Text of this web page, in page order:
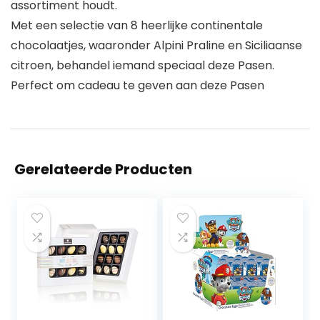
assortiment houdt.
Met een selectie van 8 heerlijke continentale
chocolaatjes, waaronder Alpini Praline en Siciliaanse
citroen, behandel iemand speciaal deze Pasen.
Perfect om cadeau te geven aan deze Pasen
Gerelateerde Producten